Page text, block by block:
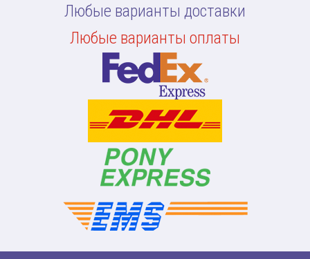
Любые варианты доставки
Любые варианты оплаты